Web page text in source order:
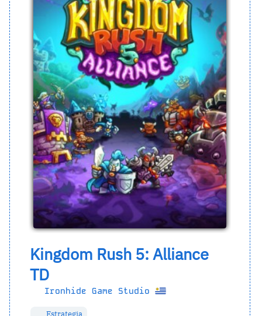
Kingdom Rush 5: Alliance
TD
Ironhide Game Studio
Estrategia